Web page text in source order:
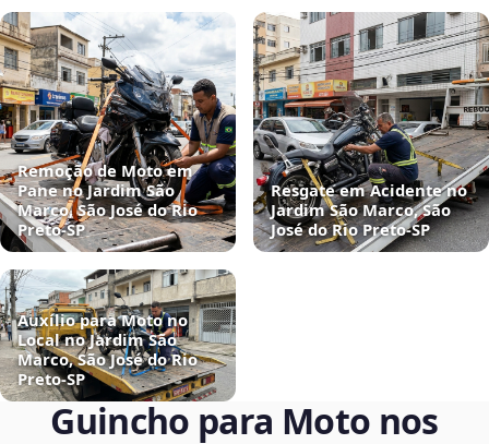
Remoção de Moto em
Pane no Jardim São
Marco, São José do Rio
Preto‑SP
Resgate em Acidente no
Jardim São Marco, São
José do Rio Preto‑SP
Auxílio para Moto no
Local no Jardim São
Marco, São José do Rio
Preto‑SP
Guincho para Moto nos